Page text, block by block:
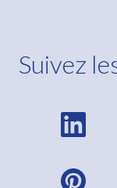
Suivez